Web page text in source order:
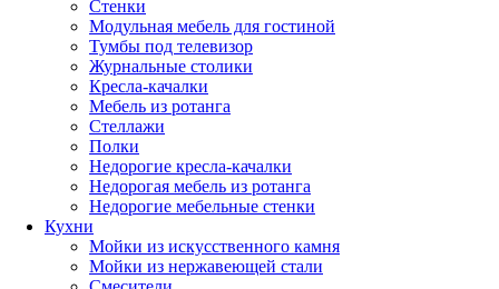
Стенки
Модульная мебель для гостиной
Тумбы под телевизор
Журнальные столики
Кресла-качалки
Мебель из ротанга
Стеллажи
Полки
Недорогие кресла-качалки
Недорогая мебель из ротанга
Недорогие мебельные стенки
Кухни
Мойки из искусственного камня
Мойки из нержавеющей стали